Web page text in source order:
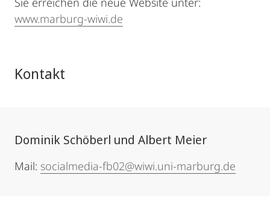
www.marburg-wiwi.de
Kontakt
Dominik Schöberl und Albert Meier
Mail: socialmedia-fb02@wiwi.uni-marburg.de